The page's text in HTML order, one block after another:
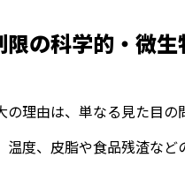
の科学的・微
理由は、単なる見た目
度、皮脂や食品残渣な